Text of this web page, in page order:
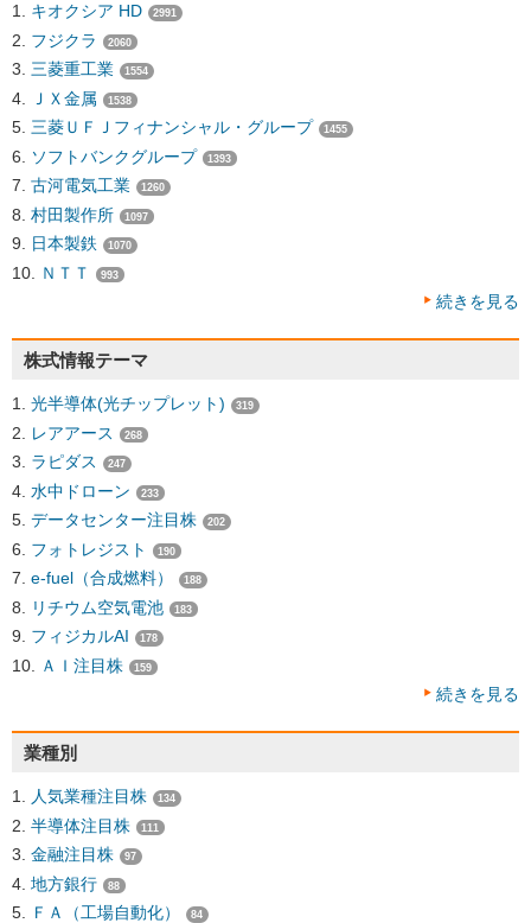
キオクシア HD 2991
フジクラ 2060
三菱重工業 1554
ＪＸ金属 1538
三菱ＵＦＪフィナンシャル・グループ 1455
ソフトバンクグループ 1393
古河電気工業 1260
村田製作所 1097
日本製鉄 1070
ＮＴＴ 993
続きを見る
株式情報テーマ
光半導体(光チップレット) 319
レアアース 268
ラピダス 247
水中ドローン 233
データセンター注目株 202
フォトレジスト 190
e-fuel（合成燃料） 188
リチウム空気電池 183
フィジカルAI 178
ＡＩ注目株 159
続きを見る
業種別
人気業種注目株 134
半導体注目株 111
金融注目株 97
地方銀行 88
ＦＡ（工場自動化） 84